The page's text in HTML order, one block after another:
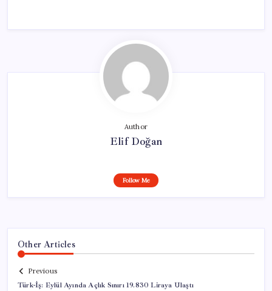
Author
Elif Doğan
Follow Me
Other Articles
Previous
Türk-İş: Eylül Ayında Açlık Sınırı 19.830 Liraya Ulaştı